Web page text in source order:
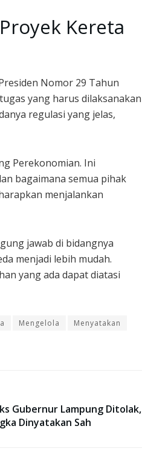
Kereta
Nomor 29 Tahun
yang harus dilaksanakan
regulasi yang jelas,
Perekonomian. Ini
bagaimana semua pihak
menjalankan
jawab di bidangnya
menjadi lebih mudah.
yang ada dapat diatasi
Mengelola
Menyatakan
Gubernur Lampung Ditolak,
Dinyatakan Sah